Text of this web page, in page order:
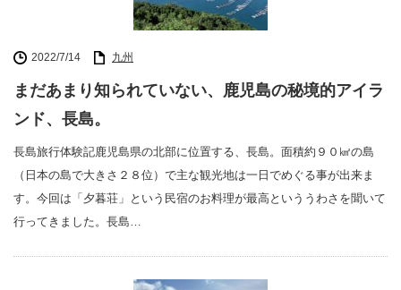
2022/7/14 九州
まだあまり知られていない、鹿児島の秘境的アイラ
ンド、長島。
長島旅行体験記鹿児島県の北部に位置する、長島。面積約９０㎢の島
（日本の島で大きさ２８位）で主な観光地は一日でめぐる事が出来ま
す。今回は「夕暮荘」という民宿のお料理が最高といううわさを聞いて
行ってきました。長島…